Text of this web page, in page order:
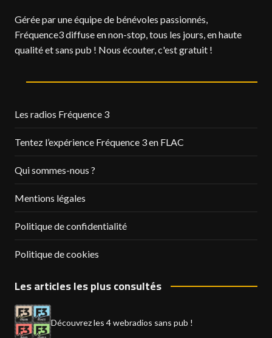
Gérée par une équipe de bénévoles passionnés,
Fréquence3 diffuse en non-stop, tous les jours, en haute
qualité et sans pub ! Nous écouter, c'est gratuit !
Les radios Fréquence 3
Tentez l’expérience Fréquence 3 en FLAC
Qui sommes-nous ?
Mentions légales
Politique de confidentialité
Politique de cookies
Les articles les plus consultés
Découvrez les 4 webradios sans pub !